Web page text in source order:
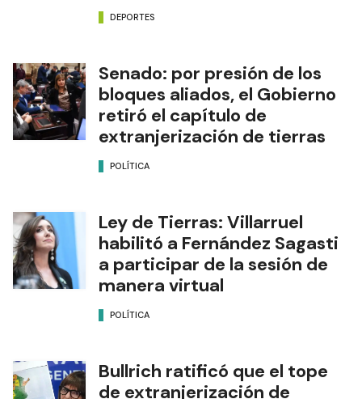
DEPORTES
Senado: por presión de los
bloques aliados, el Gobierno
retiró el capítulo de
extranjerización de tierras
POLÍTICA
Ley de Tierras: Villarruel
habilitó a Fernández Sagasti
a participar de la sesión de
manera virtual
POLÍTICA
Bullrich ratificó que el tope
de extranjerización de